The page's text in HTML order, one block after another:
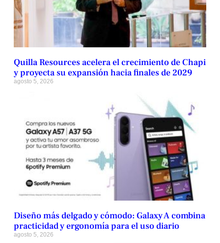
Quilla Resources acelera el crecimiento de Chapi
y proyecta su expansión hacia finales de 2029
agosto 5, 2026
Diseño más delgado y cómodo: Galaxy A combina
practicidad y ergonomía para el uso diario
agosto 5, 2026